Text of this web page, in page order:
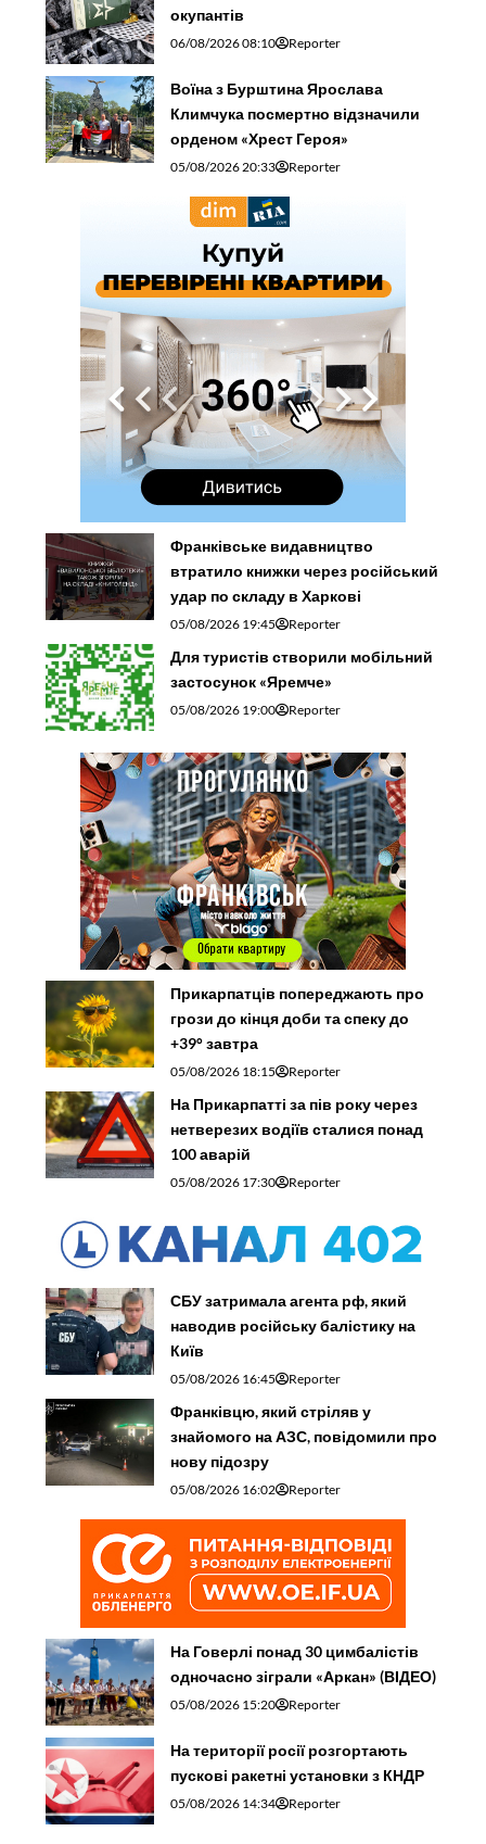
окупантів
06/08/2026 08:10 Reporter
Воїна з Бурштина Ярослава
Климчука посмертно відзначили
орденом «Хрест Героя»
05/08/2026 20:33 Reporter
Франківське видавництво
втратило книжки через російський
удар по складу в Харкові
05/08/2026 19:45 Reporter
Для туристів створили мобільний
застосунок «Яремче»
05/08/2026 19:00 Reporter
Прикарпатців попереджають про
грози до кінця доби та спеку до
+39° завтра
05/08/2026 18:15 Reporter
На Прикарпатті за пів року через
нетверезих водіїв сталися понад
100 аварій
05/08/2026 17:30 Reporter
СБУ затримала агента рф, який
наводив російську балістику на
Київ
05/08/2026 16:45 Reporter
Франківцю, який стріляв у
знайомого на АЗС, повідомили про
нову підозру
05/08/2026 16:02 Reporter
На Говерлі понад 30 цимбалістів
одночасно зіграли «Аркан» (ВІДЕО)
05/08/2026 15:20 Reporter
На території росії розгортають
пускові ракетні установки з КНДР
05/08/2026 14:34 Reporter